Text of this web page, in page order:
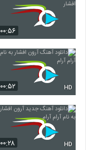
۰۰:۵۶
۰۰:۵۲ HD
۰۰:۲۸ HD